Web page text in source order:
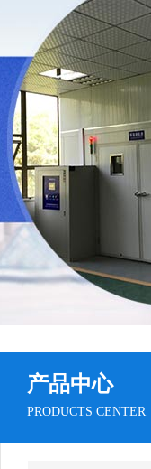
产品中心
PRODUCTS CENTER